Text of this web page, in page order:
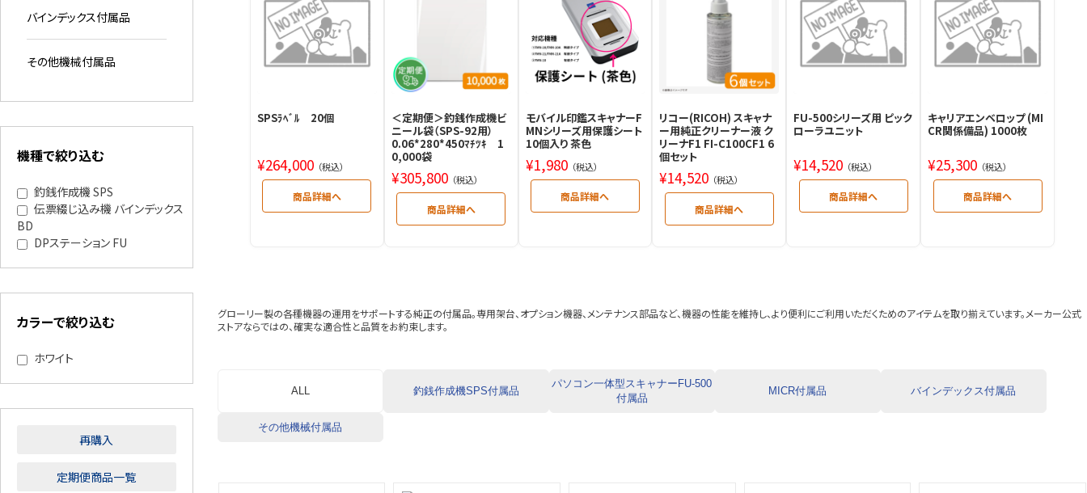
バインデックス付属品
その他機械付属品
機種で絞り込む
釣銭作成機 SPS
伝票綴じ込み機 バインデックス
BD
DPステーション FU
カラーで絞り込む
ホワイト
再購入
定期便商品一覧
SPSﾗﾍﾞﾙ 20個
¥264,000 （税込）
＜定期便＞釣銭作成機ビ
ニール袋（SPS-92用）
0.06*280*450ﾏﾁﾂｷ 1
0,000袋
¥305,800 （税込）
モバイル印鑑スキャナーF
MNシリーズ用保護シート
10個入り 茶色
¥1,980 （税込）
リコー(RICOH) スキャナ
ー用純正クリーナー液 ク
リーナF1 FI-C100CF1 6
個セット
¥14,520 （税込）
FU-500シリーズ用 ピック
ローラユニット
¥14,520 （税込）
キャリアエンベロップ (MI
CR関係備品) 1000枚
¥25,300 （税込）
グローリー製の各種機器の運用をサポートする純正の付属品。専用架台、オプション機器、メンテナンス部品など、機器の性能を維持し、より便利にご利用いただくためのアイテムを取り揃えています。メーカー公式
ストアならではの、確実な適合性と品質をお約束します。
ALL 釣銭作成機SPS付属品
パソコン一体型スキャナーFU-500
付属品
MICR付属品 バインデックス付属品
その他機械付属品